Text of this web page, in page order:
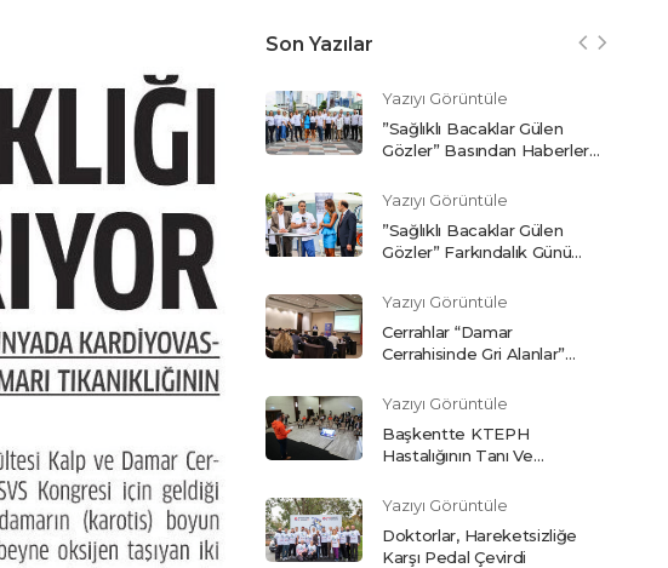
Son Yazılar
Yazıyı Görüntüle
”Sağlıklı Bacaklar Gülen
Gözler” Basından Haberler…
Yazıyı Görüntüle
”Sağlıklı Bacaklar Gülen
Gözler” Farkındalık Günü
Yazıyı Görüntüle
Cerrahlar “Damar
Cerrahisinde Gri Alanlar”
Yazıyı Görüntüle
Başkentte KTEPH
Hastalığının Tanı Ve
Gelişmeler Ele Alındı
Yazıyı Görüntüle
Doktorlar, Hareketsizliğe
Karşı Pedal Çevirdi